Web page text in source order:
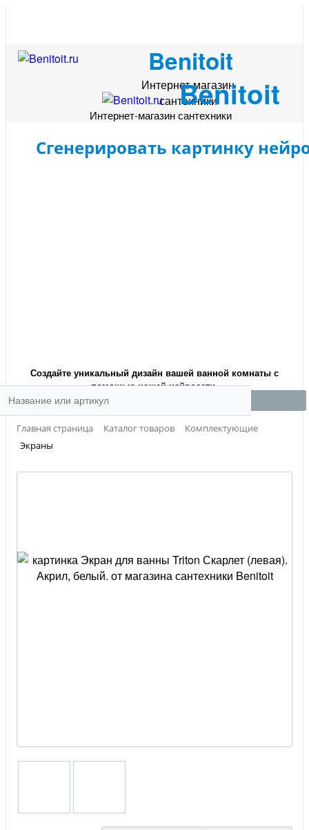
Benitoit
Интернет-магазин
сантехники
Benitoit
Интернет-магазин сантехники
Сгенерировать картинку
Создайте уникальный дизайн вашей ванной комнаты с
помощью нашей нейросети.
Главная страница Каталог товаров
Комплектующие
Экраны